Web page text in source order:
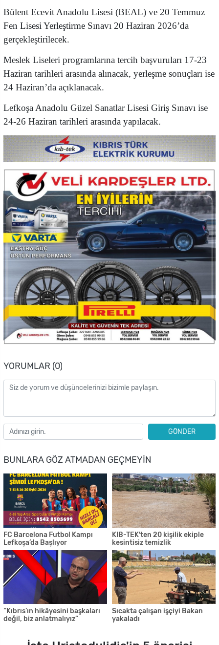
Bülent Ecevit Anadolu Lisesi (BEAL) ve 20 Temmuz
Fen Lisesi Yerleştirme Sınavı 20 Haziran 2026’da
gerçekleştirilecek.
Meslek Liseleri programlarına tercih başvuruları 17-23
Haziran tarihleri arasında alınacak, yerleşme sonuçları ise
24 Haziran’da açıklanacak.
Lefkoşa Anadolu Güzel Sanatlar Lisesi Giriş Sınavı ise
24-26 Haziran tarihleri arasında yapılacak.
YORUMLAR (0)
GÖNDER
BUNLARA GÖZ ATMADAN GEÇMEYIN
FC Barcelona Futbol Kampı
Lefkoşa’da Başlıyor
KIB-TEK'ten 20 kişilik ekiple
kesintisiz temizlik
“Kıbrıs’ın hikâyesini başkaları
değil, biz anlatmalıyız”
Sıcakta çalışan işçiyi Bakan
yakaladı